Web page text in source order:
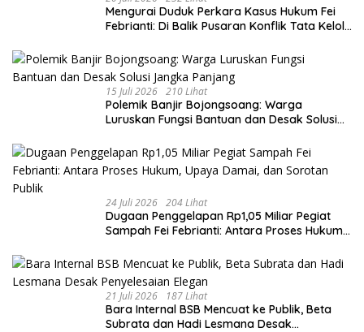
​Mengurai Duduk Perkara Kasus Hukum Fei
Febrianti: Di Balik Pusaran Konflik Tata Kelola
15 Juli 2026 210 Lihat
Polemik Banjir Bojongsoang: Warga
Luruskan Fungsi Bantuan dan Desak Solusi
24 Juli 2026 204 Lihat
Dugaan Penggelapan Rp1,05 Miliar Pegiat
Sampah Fei Febrianti: Antara Proses Hukum,
21 Juli 2026 187 Lihat
Bara Internal BSB Mencuat ke Publik, Beta
Subrata dan Hadi Lesmana Desak